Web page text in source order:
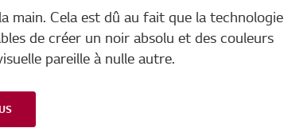
main. Cela est dû au fait que la technologie
de créer un noir absolu et des couleurs
pareille à nulle autre.